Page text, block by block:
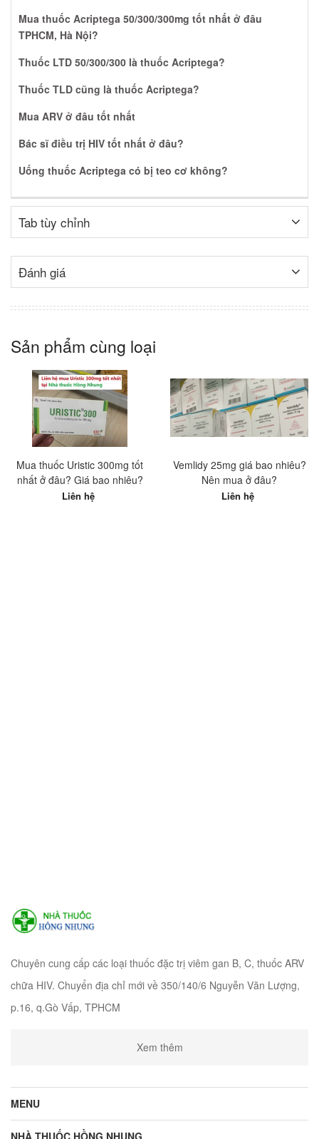
Mua thuốc Acriptega 50/300/300mg tốt nhất ở đâu
TPHCM, Hà Nội?
Thuốc LTD 50/300/300 là thuốc Acriptega?
Thuốc TLD cũng là thuốc Acriptega?
Mua ARV ở đâu tốt nhất
Bác sĩ điều trị HIV tốt nhất ở đâu?
Uống thuốc Acriptega có bị teo cơ không?
Tab tùy chỉnh
Đánh giá
Sản phẩm cùng loại
Mua thuốc Uristic 300mg tốt
nhất ở đâu? Giá bao nhiêu?
Liên hệ
Vemlidy 25mg giá bao nhiêu?
Nên mua ở đâu?
Liên hệ
Chuyên cung cấp các loại thuốc đặc trị viêm gan B, C, thuốc ARV
chữa HIV. Chuyển địa chỉ mới về 350/140/6 Nguyễn Văn Lượng,
p.16, q.Gò Vấp, TPHCM
Xem thêm
MENU